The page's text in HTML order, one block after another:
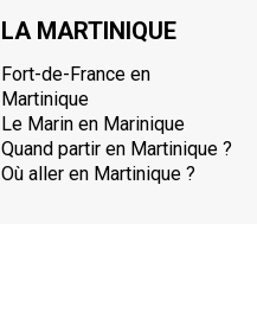
LA MARTINIQUE
Fort-de-France en
Martinique
Le Marin en Marinique
Quand partir en Martinique ?
Où aller en Martinique ?